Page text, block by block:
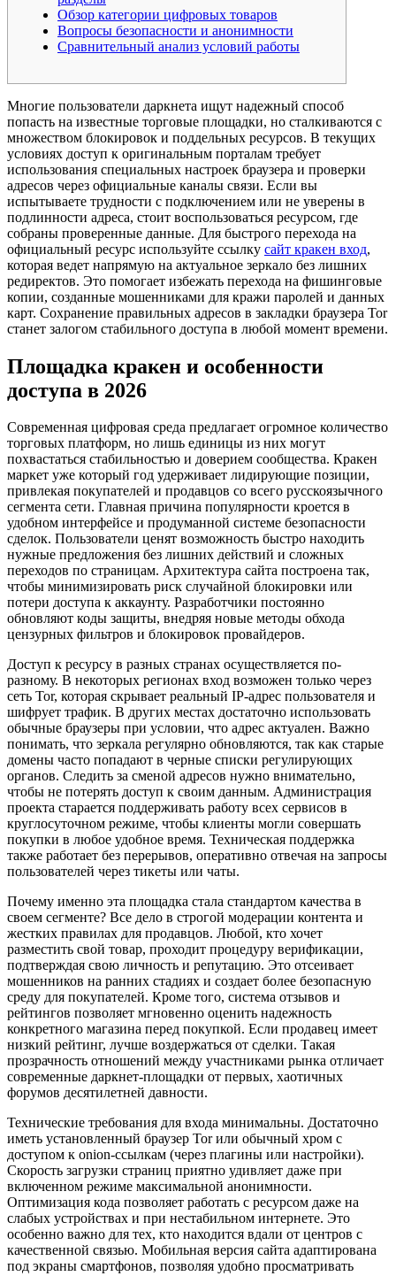
Обзор категории цифровых товаров
Вопросы безопасности и анонимности
Сравнительный анализ условий работы
Многие пользователи даркнета ищут надежный способ
попасть на известные торговые площадки, но сталкиваются с
множеством блокировок и поддельных ресурсов. В текущих
условиях доступ к оригинальным порталам требует
использования специальных настроек браузера и проверки
адресов через официальные каналы связи. Если вы
испытываете трудности с подключением или не уверены в
подлинности адреса, стоит воспользоваться ресурсом, где
собраны проверенные данные. Для быстрого перехода на
официальный ресурс используйте ссылку сайт кракен вход,
которая ведет напрямую на актуальное зеркало без лишних
редиректов. Это помогает избежать перехода на фишинговые
копии, созданные мошенниками для кражи паролей и данных
карт. Сохранение правильных адресов в закладки браузера Tor
станет залогом стабильного доступа в любой момент времени.
Площадка кракен и особенности
доступа в 2026
Современная цифровая среда предлагает огромное количество
торговых платформ, но лишь единицы из них могут
похвастаться стабильностью и доверием сообщества. Кракен
маркет уже который год удерживает лидирующие позиции,
привлекая покупателей и продавцов со всего русскоязычного
сегмента сети. Главная причина популярности кроется в
удобном интерфейсе и продуманной системе безопасности
сделок. Пользователи ценят возможность быстро находить
нужные предложения без лишних действий и сложных
переходов по страницам. Архитектура сайта построена так,
чтобы минимизировать риск случайной блокировки или
потери доступа к аккаунту. Разработчики постоянно
обновляют коды защиты, внедряя новые методы обхода
цензурных фильтров и блокировок провайдеров.
Доступ к ресурсу в разных странах осуществляется по-
разному. В некоторых регионах вход возможен только через
сеть Tor, которая скрывает реальный IP-адрес пользователя и
шифрует трафик. В других местах достаточно использовать
обычные браузеры при условии, что адрес актуален. Важно
понимать, что зеркала регулярно обновляются, так как старые
домены часто попадают в черные списки регулирующих
органов. Следить за сменой адресов нужно внимательно,
чтобы не потерять доступ к своим данным. Администрация
проекта старается поддерживать работу всех сервисов в
круглосуточном режиме, чтобы клиенты могли совершать
покупки в любое удобное время. Техническая поддержка
также работает без перерывов, оперативно отвечая на запросы
пользователей через тикеты или чаты.
Почему именно эта площадка стала стандартом качества в
своем сегменте? Все дело в строгой модерации контента и
жестких правилах для продавцов. Любой, кто хочет
разместить свой товар, проходит процедуру верификации,
подтверждая свою личность и репутацию. Это отсеивает
мошенников на ранних стадиях и создает более безопасную
среду для покупателей. Кроме того, система отзывов и
рейтингов позволяет мгновенно оценить надежность
конкретного магазина перед покупкой. Если продавец имеет
низкий рейтинг, лучше воздержаться от сделки. Такая
прозрачность отношений между участниками рынка отличает
современные даркнет-площадки от первых, хаотичных
форумов десятилетней давности.
Технические требования для входа минимальны. Достаточно
иметь установленный браузер Tor или обычный хром с
доступом к onion-ссылкам (через плагины или настройки).
Скорость загрузки страниц приятно удивляет даже при
включенном режиме максимальной анонимности.
Оптимизация кода позволяет работать с ресурсом даже на
слабых устройствах и при нестабильном интернете. Это
особенно важно для тех, кто находится вдали от центров с
качественной связью. Мобильная версия сайта адаптирована
под экраны смартфонов, позволяя удобно просматривать